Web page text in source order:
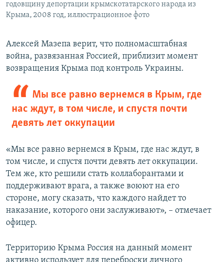
годовщину депортации крымскотатарского народа из
Крыма, 2008 год, иллюстрационное фото
Алексей Мазепа верит, что полномасштабная
война, развязанная Россией, приблизит момент
возвращения Крыма под контроль Украины.
Мы все равно вернемся в Крым, где
нас ждут, в том числе, и спустя почти
девять лет оккупации
«Мы все равно вернемся в Крым, где нас ждут, в
том числе, и спустя почти девять лет оккупации.
Тем же, кто решили стать коллаборантами и
поддерживают врага, а также воюют на его
стороне, могу сказать, что каждого найдет то
наказание, которого они заслуживают», – отмечает
офицер.
Территорию Крыма Россия на данный момент